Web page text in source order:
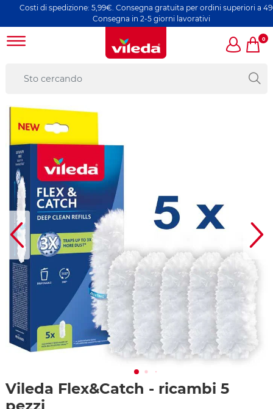
di spedizione: 5,99€. Consegna gratuita per ordini superiori a 49€ |
Consegna in 2-5 giorni lavorativi
0
Vileda Flex&Catch - ricambi 5